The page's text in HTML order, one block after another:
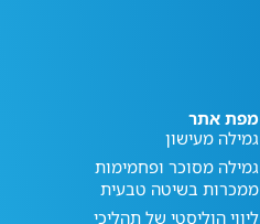
מפת אתר
גמילה מעישון
גמילה מסוכר ופחמימות
ממכרות בשיטה טבעית
ליווי הוליסטי של תהליכי